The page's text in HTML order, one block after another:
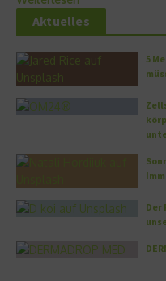
Aktuelles
5
Der